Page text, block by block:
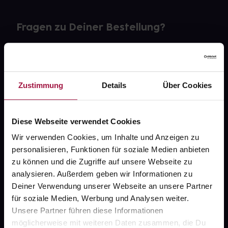
Zustimmung Details Über Cookies
Diese Webseite verwendet Cookies
Wir verwenden Cookies, um Inhalte und Anzeigen zu
personalisieren, Funktionen für soziale Medien anbieten
zu können und die Zugriffe auf unsere Webseite zu
analysieren. Außerdem geben wir Informationen zu
Deiner Verwendung unserer Webseite an unsere Partner
für soziale Medien, Werbung und Analysen weiter.
Unsere Partner führen diese Informationen
möglicherweise mit weiteren Daten zusammen, die Du
Fragen zu Deiner Bestellung?
gesund.de
Über uns
Karriere
Newsletter